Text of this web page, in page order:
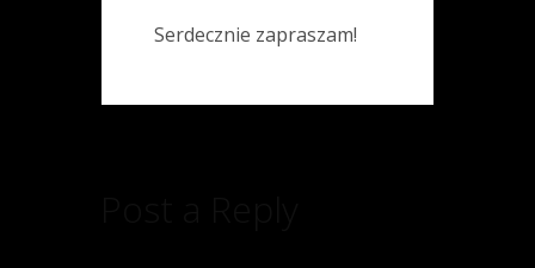
Serdecznie zapraszam!